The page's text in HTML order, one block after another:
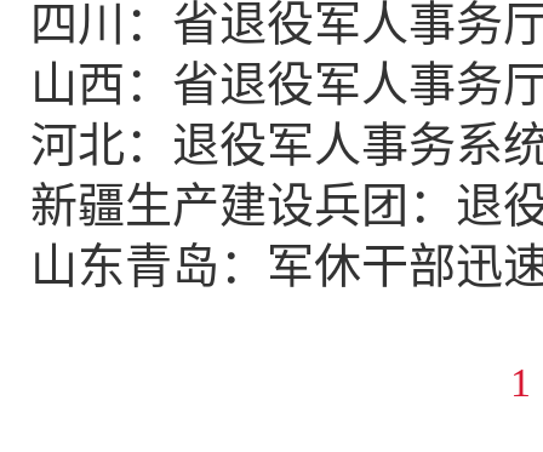
四川：省退役军人事务
山西：省退役军人事务
河北：退役军人事务系
新疆生产建设兵团：退
山东青岛：军休干部迅
1